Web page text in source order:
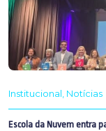
Institucional Notícias
Escola da Nuvem entra